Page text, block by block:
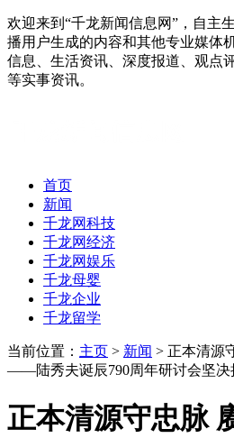
欢迎来到“千龙新闻信息网”，自主
播用户生成的内容和其他专业媒体
信息、生活资讯、深度报道、观点
等实事资讯。
首页
新闻
千龙网科技
千龙网经济
千龙网娱乐
千龙母婴
千龙企业
千龙留学
当前位置： 主页 > 新闻 > 正本清源
——陆秀夫诞辰790周年研讨会坚决
正本清源守忠脉